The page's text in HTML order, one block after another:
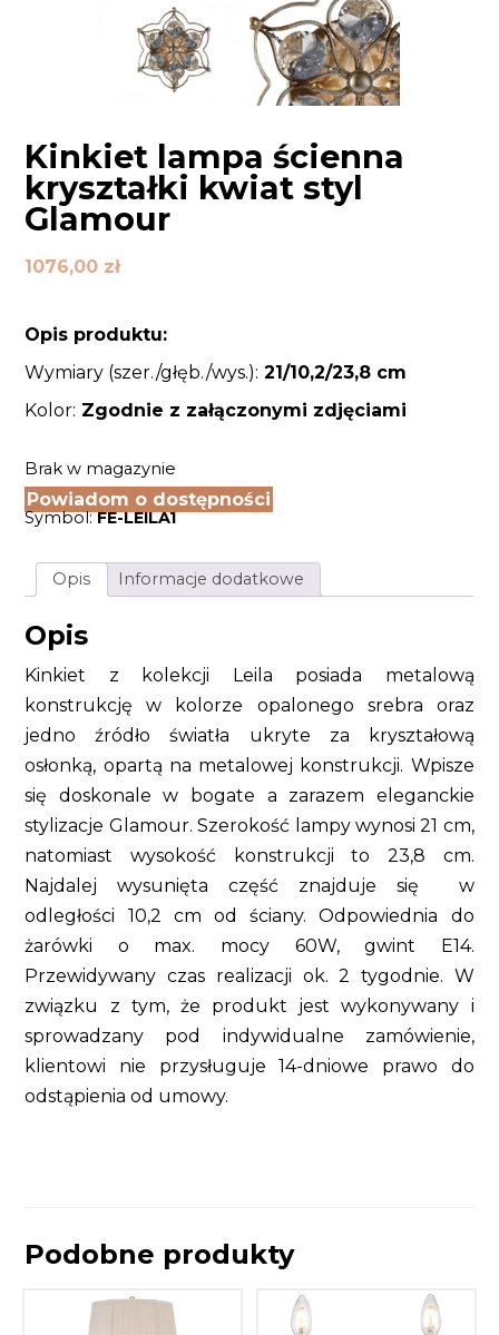
Kinkiet lampa ścienna
kryształki kwiat styl
Glamour
1076,00 zł
Opis produktu:
Wymiary (szer./głęb./wys.): 21/10,2/23,8 cm
Kolor: Zgodnie z załączonymi zdjęciami
Brak w magazynie
Powiadom o dostępności
Symbol:FE-LEILA1
Opis Informacje dodatkowe
Opis
Kinkiet z kolekcji Leila posiada metalową
konstrukcję w kolorze opalonego srebra oraz
jedno źródło światła ukryte za kryształową
osłonką, opartą na metalowej konstrukcji. Wpisze
się doskonale w bogate a zarazem eleganckie
stylizacje Glamour. Szerokość lampy wynosi 21 cm,
natomiast wysokość konstrukcji to 23,8 cm.
Najdalej wysunięta część znajduje się w
odległości 10,2 cm od ściany. Odpowiednia do
żarówki o max. mocy 60W, gwint E14.
Przewidywany czas realizacji ok. 2 tygodnie. W
związku z tym, że produkt jest wykonywany i
sprowadzany pod indywidualne zamówienie,
klientowi nie przysługuje 14-dniowe prawo do
odstąpienia od umowy.
Podobne produkty